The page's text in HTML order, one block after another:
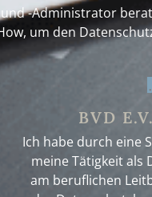
-Administrator
um den
BVD
Ich habe durch eine
meine Tätigkeit als
am beruflichen